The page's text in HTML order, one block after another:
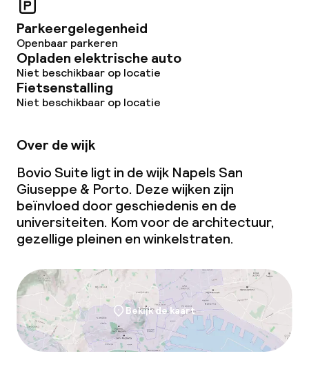
Parkeergelegenheid
Openbaar parkeren
Opladen elektrische auto
Niet beschikbaar op locatie
Fietsenstalling
Niet beschikbaar op locatie
Over de wijk
Bovio Suite ligt in de wijk Napels San
Giuseppe & Porto. Deze wijken zijn
beïnvloed door geschiedenis en de
universiteiten. Kom voor de architectuur,
gezellige pleinen en winkelstraten.
Bekijk de kaart